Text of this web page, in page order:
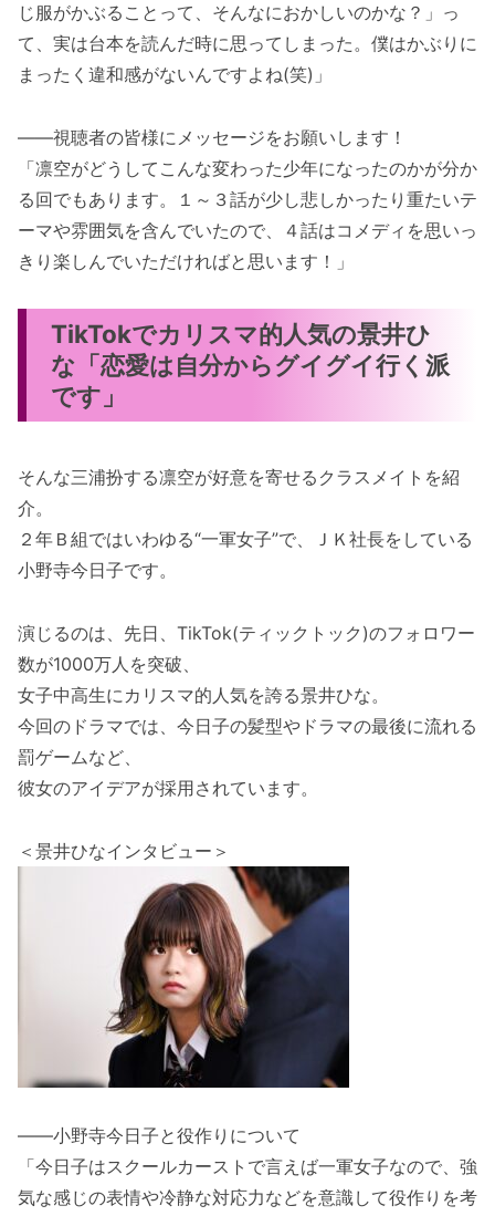
じ服がかぶることって、そんなにおかしいのかな？」っ
て、実は台本を読んだ時に思ってしまった。僕はかぶりに
まったく違和感がないんですよね(笑)」
――視聴者の皆様にメッセージをお願いします！
「凛空がどうしてこんな変わった少年になったのかが分か
る回でもあります。１～３話が少し悲しかったり重たいテ
ーマや雰囲気を含んでいたので、４話はコメディを思いっ
きり楽しんでいただければと思います！」
TikTokでカリスマ的人気の景井ひ
な「恋愛は自分からグイグイ行く派
です」
そんな三浦扮する凛空が好意を寄せるクラスメイトを紹
介。
２年Ｂ組ではいわゆる“一軍女子”で、ＪＫ社長をしている
小野寺今日子です。
演じるのは、先日、TikTok(ティックトック)のフォロワー
数が1000万人を突破、
女子中高生にカリスマ的人気を誇る景井ひな。
今回のドラマでは、今日子の髪型やドラマの最後に流れる
罰ゲームなど、
彼女のアイデアが採用されています。
＜景井ひなインタビュー＞
――小野寺今日子と役作りについて
「今日子はスクールカーストで言えば一軍女子なので、強
気な感じの表情や冷静な対応力などを意識して役作りを考